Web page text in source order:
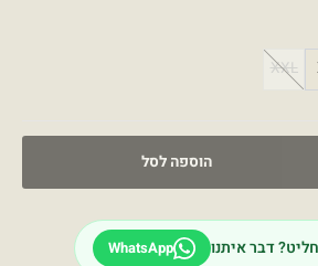
XXL
הוספה לסל
דבר איתנו WhatsApp